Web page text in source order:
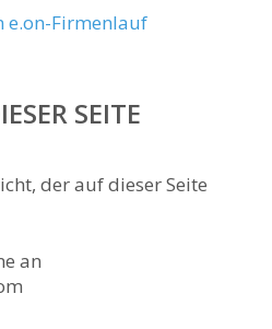
e.on-Firmenlauf
SEITE
der auf dieser Seite
an